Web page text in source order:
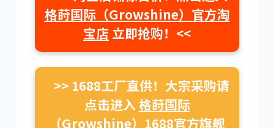
奔驰 加藤
格莳国际（Growshine）官方淘
宝店 立即抢购！<<
>> 1688工厂直供！大宗采购请
点击进入 格莳国际
（Growshine）1688官方旗舰